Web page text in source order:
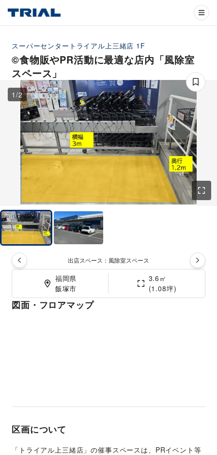
スーパーセンタートライアル上三緒店 1F
©食物販やPR活動に最適な店内「風除室
スペース」
1 /2
出店スペース：風除室スペース
福岡県
飯塚市
3.6㎡
(1.08坪)
図面・フロアマップ
区画について
「トライアル上三緒店」の催事スペースは、PRイベント等